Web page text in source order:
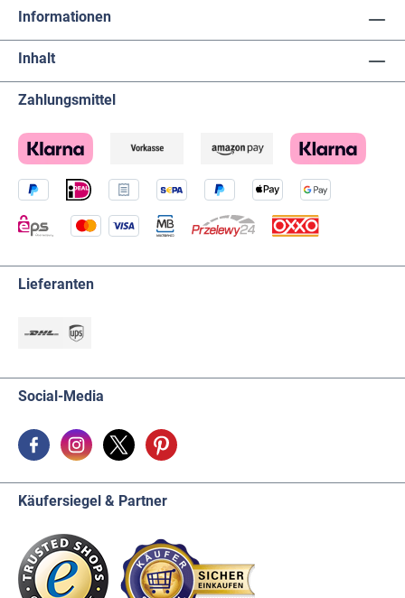
Informationen
Inhalt
Zahlungsmittel
Lieferanten
Social-Media
Käufersiegel & Partner